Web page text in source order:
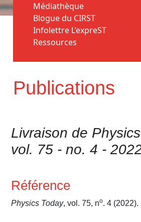
Accueil > Publications >
Publications
Médiathèque
Blogue du CIRST
Infolettre L’expreST
Ressources
Livraison de
vol. 75 - no. 4 -
Référence
Physics Today, vol. 75, no. 4 (2022).